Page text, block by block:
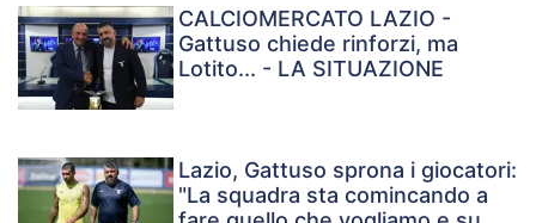
CALCIOMERCATO LAZIO -
Gattuso chiede rinforzi, ma
Lotito... - LA SITUAZIONE
Lazio, Gattuso sprona i giocatori:
"La squadra sta comincando a